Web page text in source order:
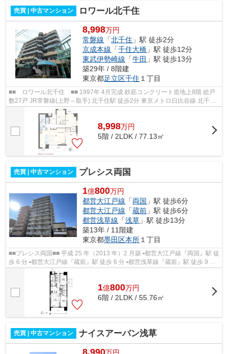
売買 | 中古マンション ロワール北千住
8,998万円
常磐線 「北千住 」駅 徒歩2分
京成本線 「千住大橋 」駅 徒歩12分
東武伊勢崎線 「牛田 」駅 徒歩13分
築29年 / 8階建
東京都足立区千住 １丁目
■■ ロワール北千住 ■■ 1997年 4月完成 鉄筋コンクリート造地上8階 総戸
数27戸 JR常磐線(上野～取手) 北千住駅 徒歩2分 東京メトロ日比谷線 北千住
駅 徒歩2分 東京メトロ千代田線 ...
8,998万円
5階 / 2LDK / 77.13㎡
売買 | 中古マンション プレシス両国
1億800万円
都営大江戸線 「両国 」駅 徒歩6分
都営大江戸線 「蔵前 」駅 徒歩6分
都営浅草線 「浅草 」駅 徒歩13分
築13年 / 11階建
東京都墨田区本所 １丁目
■■プレシス両国■■ 平成 25 年（2013 年）2 月築 ▪都営大江戸線『両国』駅 徒
歩 6 分 ▪都営大江戸線『蔵前』駅 徒歩 6 分 ▪都営浅草線『蔵前』駅 徒歩 9 分
ペット 2 匹まで飼育可 ...
1億800万円
6階 / 2LDK / 55.76㎡
売買 | 中古マンション ナイスアーバン浅草
8,990万円